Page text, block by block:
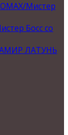
Мистер
Босс со
ЛАТУНЬ